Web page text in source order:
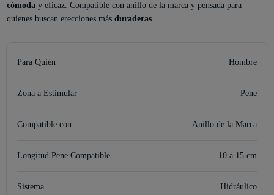
cómoday eficaz. Compatible con anillo de la marca y pensada para
quienes buscan erecciones más duraderas.
Para Quién Hombre
Zona a Estimular Pene
Compatible con Anillo de la Marca
Longitud Pene Compatible 10 a 15 cm
Sistema Hidráulico